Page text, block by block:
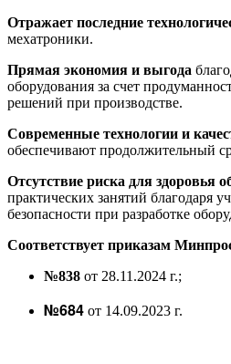
Отражает последние
мехатроники.
Прямая экономия и выгода
оборудования за счет
решений при производстве.
Современные технологии и
обеспечивают продолжительный
Отсутствие риска для здоровья
практических занятий благодаря
безопасности при разработке
Соответствует приказам
№838 от 28.11.2024 г.;
№684 от 14.09.2023 г.